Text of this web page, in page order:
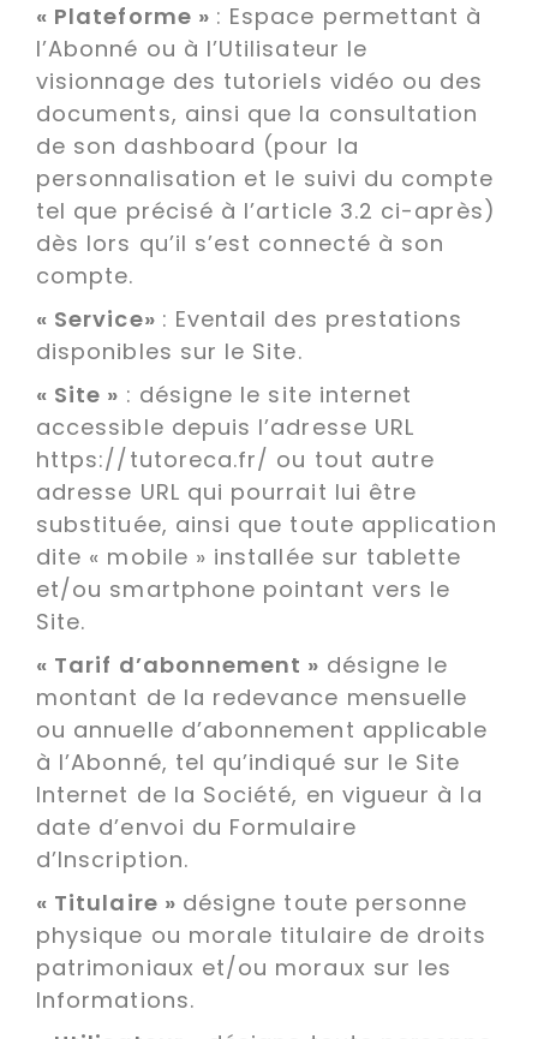
« Plateforme » : Espace permettant à
l’Abonné ou à l’Utilisateur le
visionnage des tutoriels vidéo ou des
documents, ainsi que la consultation
de son dashboard (pour la
personnalisation et le suivi du compte
tel que précisé à l’article 3.2 ci-après)
dès lors qu’il s’est connecté à son
compte.
« Service» : Eventail des prestations
disponibles sur le Site.
« Site » : désigne le site internet
accessible depuis l’adresse URL
https://tutoreca.fr/ ou tout autre
adresse URL qui pourrait lui être
substituée, ainsi que toute application
dite « mobile » installée sur tablette
et/ou smartphone pointant vers le
Site.
« Tarif d’abonnement » désigne le
montant de la redevance mensuelle
ou annuelle d’abonnement applicable
à l’Abonné, tel qu’indiqué sur le Site
Internet de la Société, en vigueur à la
date d’envoi du Formulaire
d’Inscription.
« Titulaire » désigne toute personne
physique ou morale titulaire de droits
patrimoniaux et/ou moraux sur les
Informations.